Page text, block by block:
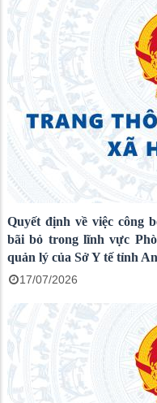
Quyết định về việc công
bãi bỏ trong lĩnh vực
quản lý của Sở Y tế tỉnh
17/07/2026